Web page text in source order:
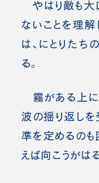
やはり敵も大
ないことを理解
は、にとりたち
る。
霧がある上に
波の揺り返しを
準を定めるのも
えば向こうがは